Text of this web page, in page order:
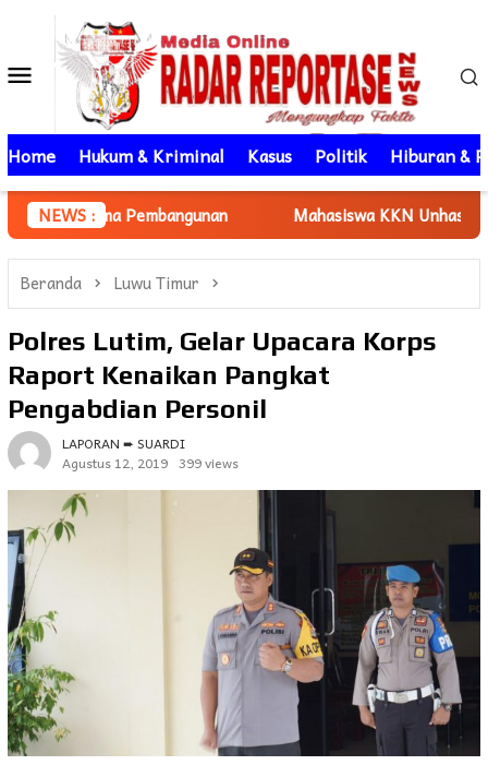
kontenMenu
Mobile
Home Hukum & Kriminal Kasus Politik Hiburan &
NEWS : Mahasiswa KKN Unhas gelombang 116
Beranda Luwu Timur
Polres Lutim, Gelar Upacara Korps
Raport Kenaikan Pangkat
Pengabdian Personil
LAPORAN ➨ SUARDI
Agustus 12, 2019 399 views